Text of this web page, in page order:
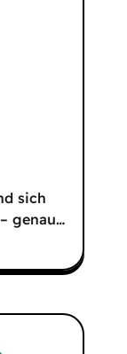
sich
genau…